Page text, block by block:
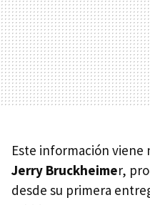
Este información viene
Jerry Bruckheimer,
desde su primera